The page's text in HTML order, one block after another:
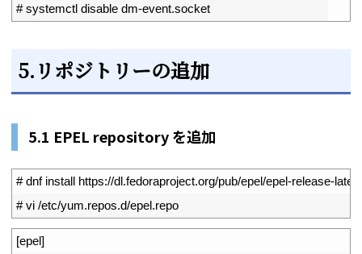
# systemctl disable dm-event.socket
5.リポジトリーの追加
5.1 EPEL repository を追加
# dnf install https://dl.fedoraproject.org/pub/epel/epel-release-
# vi /etc/yum.repos.d/epel.repo
[epel]